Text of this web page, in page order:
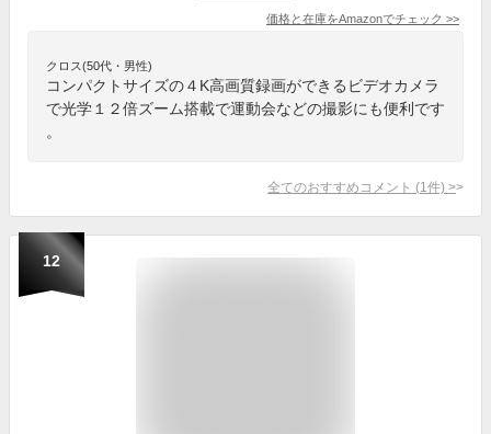
価格と在庫をAmazonでチェック >>
クロス(50代・男性)
コンパクトサイズの４K高画質録画ができるビデオカメラ
で光学１２倍ズーム搭載で運動会などの撮影にも便利です
。
全てのおすすめコメント (1 件) >
12